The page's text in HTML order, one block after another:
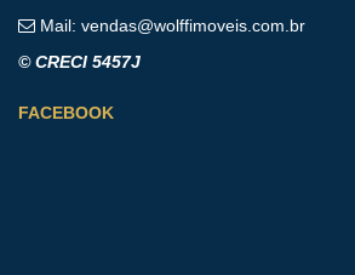
Mail: vendas@wolffimoveis.com.br
© CRECI 5457J
FACEBOOK